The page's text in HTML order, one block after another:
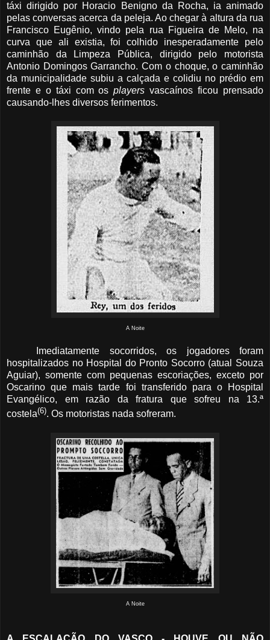
táxi dirigido por Horacio Benigno da Rocha, ia animado
pelas conversas acerca da peleja. Ao chegar à altura da rua
Francisco Eugênio, vindo pela rua Figueira de Melo, na
curva que ali existia, foi colhido inesperadamente pelo
caminhão da Limpeza Pública, dirigido pelo motorista
Antonio Domingos Garrancho. Com o choque, o caminhão
da municipalidade subiu a calçada e colidiu no prédio em
frente e o táxi com osplayers vascaínos ficou prensado
causando-lhes diversos ferimentos.
A Noite
Imediatamente socorridos, os jogadores foram
hospitalizados no Hospital do Pronto Socorro (atual Souza
Aguiar), somente com pequenas escoriações, exceto por
Oscarino que mais tarde foi transferido para o Hospital
Evangélico, em razão da fratura que sofreu na 13.ª
costela(6). Os motoristas nada sofreram.
A Noite